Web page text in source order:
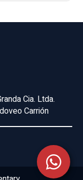
Cia. Ltda.
Carrión